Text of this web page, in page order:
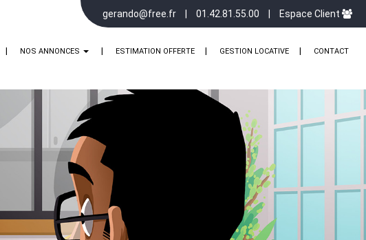
gerando@free.fr 01.42.81.55.00 Espace Client
NOS ANNONCES ESTIMATION OFFERTE GESTION LOCATIVE CONTACT